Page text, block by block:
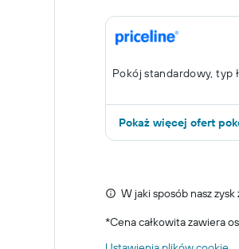
Pokój standardowy, typ
Pokaż więcej ofert
W jaki sposób nasz
*Cena całkowita zawiera